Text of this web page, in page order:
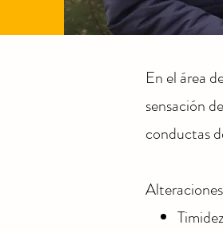
En el área
sensación
conductas
Timidez